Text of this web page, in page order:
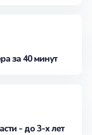
за 40 минут
- до 3-х лет